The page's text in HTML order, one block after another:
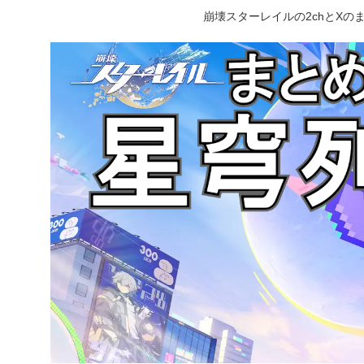
崩壊スターレイルの2chとXの